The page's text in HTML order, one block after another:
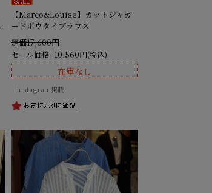
【Marco&Louise】カットジャガ
ードボウタイブラウス
定価17,600円
セール価格 10,560円(税込)
在庫なし
instagram掲載